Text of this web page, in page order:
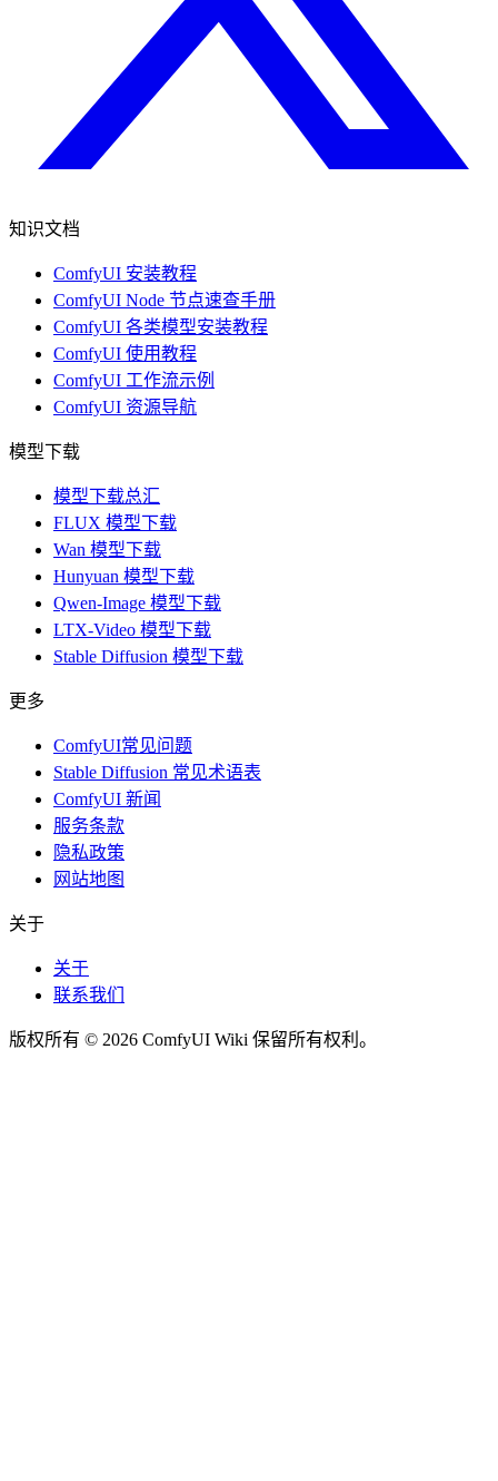
知识文档
ComfyUI 安装教程
ComfyUI Node 节点速查手册
ComfyUI 各类模型安装教程
ComfyUI 使用教程
ComfyUI 工作流示例
ComfyUI 资源导航
模型下载
模型下载总汇
FLUX 模型下载
Wan 模型下载
Hunyuan 模型下载
Qwen-Image 模型下载
LTX-Video 模型下载
Stable Diffusion 模型下载
更多
ComfyUI常见问题
Stable Diffusion 常见术语表
ComfyUI 新闻
服务条款
隐私政策
网站地图
关于
关于
联系我们
版权所有 © 2026 ComfyUI Wiki 保留所有权利。